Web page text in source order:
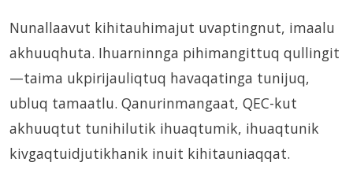
Nunallaavut kihitauhimajut uvaptingnut, imaalu
akhuuqhuta. Ihuarninnga pihimangittuq qullingit
—taima ukpirijauliqtuq havaqatinga tunijuq,
ubluq tamaatlu. Qanurinmangaat, QEC-kut
akhuuqtut tunihilutik ihuaqtumik, ihuaqtunik
kivgaqtuidjutikhanik inuit kihitauniaqqat.